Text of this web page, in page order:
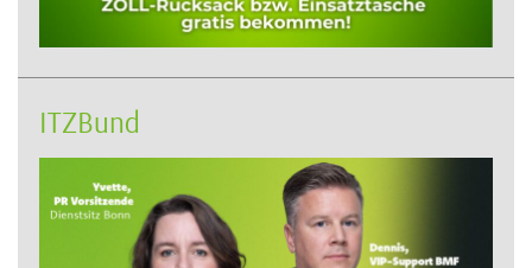
ITZBund